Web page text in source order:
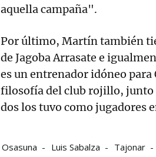
aquella campaña".
Por último, Martín también
de Jagoba Arrasate e
es un entrenador idóneo para
filosofía del club rojillo, junto
dos los tuvo como jugadores
Osasuna Luis Sabalza Tajonar